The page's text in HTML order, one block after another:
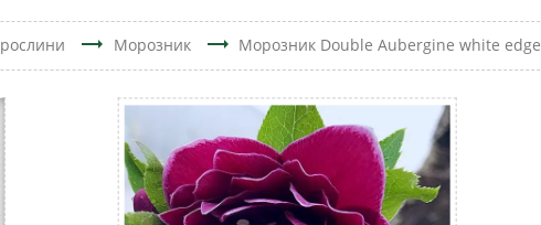
рослини trending_flat Морозник trending_flat Морозник Double Aubergine white edge